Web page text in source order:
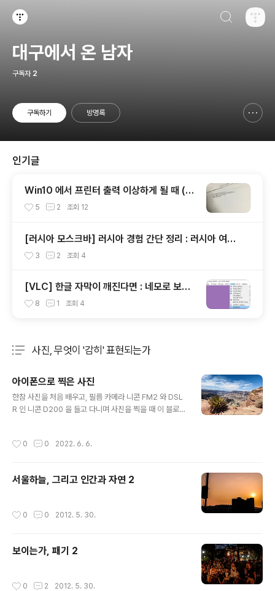
대구에서 온 남자
구독자 2
구독하기 방명록
인기글
Win10 에서 프린터 출력 이상하게 될 때 (@
PJL COMMENT)
5 2 조회 12
[러시아 모스크바] 러시아 경험 간단 정리 : 러시아 여행
팁 3 2 조회 4
[VLC] 한글 자막이 깨진다면 : 네모로 보이
거나 (SMI 고질병)
8 1 조회 4
사진, 무엇이 '감히' 표현되는가
아이폰으로 찍은 사진
한참 사진을 처음 배우고, 필름 카메라 니콘 FM2 와 DSL
R 인 니콘 D200 을 들고 다니며 사진을 찍을 때 이 블로그
재밌는 활동이었다. 일찌감치 가족의 품에서 벗어난 나는
콘 D200 및 여러 렌즈들 또한 쿨거래를 자처했던 어느 현
오르지도 않을 뿐더러 이 또한 그냥 단순하며 의미 없는 여
금 돌이켜 생..
0 0 2022. 6. 6.
서울하늘, 그리고 인간과 자연 2
0 0 2012. 5. 30.
보이는가, 패기 2
0 2 2012. 5. 30.